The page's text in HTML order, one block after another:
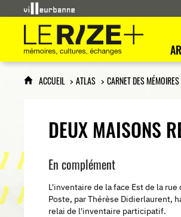
Le Rize+
mémoires, cultures,
ACCUEIL ATLAS CARNET DES MÉMOIRES
DEUX MAISONS
En complément
L'inventaire de la face Est de la rue
Poste, par Thérèse Didierlaurent,
relai de l'inventaire participatif.